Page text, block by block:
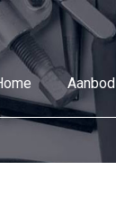
Aanbod